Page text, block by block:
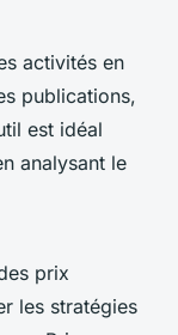
activités en
publications,
est idéal
analysant le
prix
les stratégies